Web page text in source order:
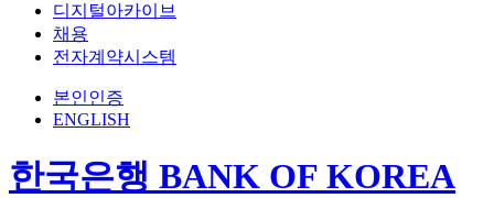
디지털아카이브
채용
전자계약시스템
본인인증
ENGLISH
한국은행 BANK OF KOREA